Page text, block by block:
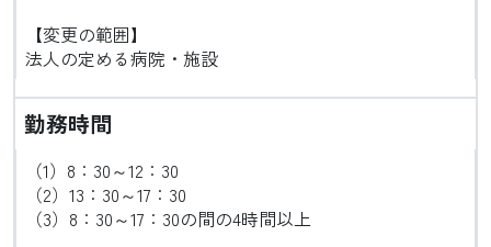
【変更の範囲】
法人の定める病院・施設
勤務時間
（1）8：30～12：30
（2）13：30～17：30
（3）8：30～17：30の間の4時間以上